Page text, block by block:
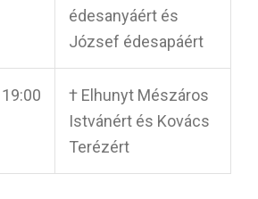
édesanyáért és
József édesapáért
19:00
† Elhunyt Mészáros
Istvánért és Kovács
Terézért